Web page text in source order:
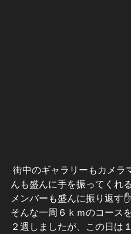
んも盛んに手を振ってくれ
メンバーも盛んに振り返す
そんな一周６ｋｍのコース
２週しましたが、この日は